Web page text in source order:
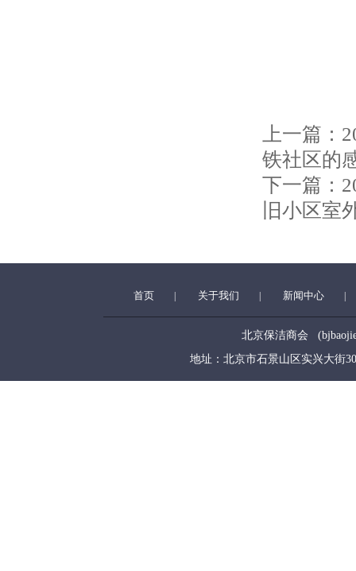
上一篇：
铁社区的
下一篇：
旧小区室
首页 关于我们 新闻中心
北京保洁商会
地址：北京市石景山区实兴大街